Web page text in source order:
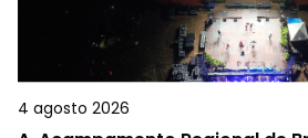
4 agosto 2026